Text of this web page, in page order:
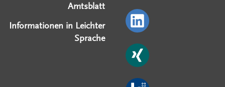
Amtsblatt
Informationen in Leichter
Sprache